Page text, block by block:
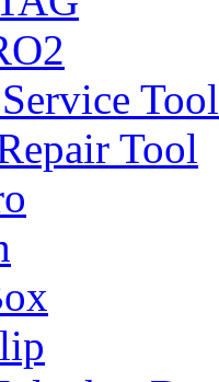
Tool